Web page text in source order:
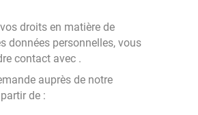
droits en matière de
données personnelles, vous
contact avec .
auprès de notre
de :